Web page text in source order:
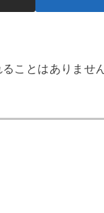
ことはありません